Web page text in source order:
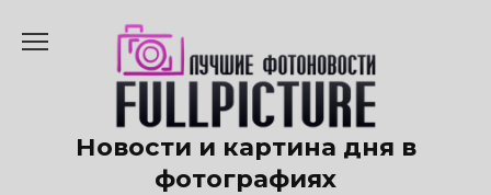
содержанию
Новости и картина дня в
фотографиях